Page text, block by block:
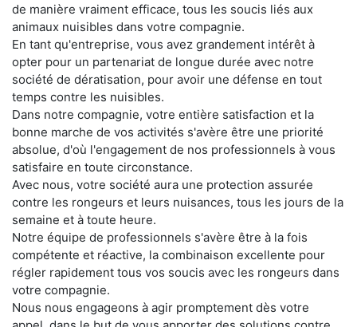
de manière vraiment efficace, tous les soucis liés aux
animaux nuisibles dans votre compagnie.
En tant qu'entreprise, vous avez grandement intérêt à
opter pour un partenariat de longue durée avec notre
société de dératisation, pour avoir une défense en tout
temps contre les nuisibles.
Dans notre compagnie, votre entière satisfaction et la
bonne marche de vos activités s'avère être une priorité
absolue, d'où l'engagement de nos professionnels à vous
satisfaire en toute circonstance.
Avec nous, votre société aura une protection assurée
contre les rongeurs et leurs nuisances, tous les jours de la
semaine et à toute heure.
Notre équipe de professionnels s'avère être à la fois
compétente et réactive, la combinaison excellente pour
régler rapidement tous vos soucis avec les rongeurs dans
votre compagnie.
Nous nous engageons à agir promptement dès votre